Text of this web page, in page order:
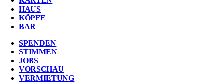
HAUS
KÖPFE
BAR
SPENDEN
STIMMEN
JOBS
VORSCHAU
VERMIETUNG